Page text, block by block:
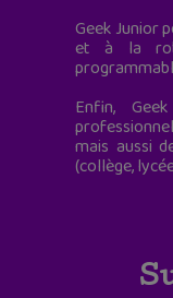
Geek Junior
et à la
Enfin,
mais aussi
(collège,